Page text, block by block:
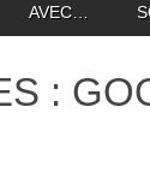
AVEC…
: